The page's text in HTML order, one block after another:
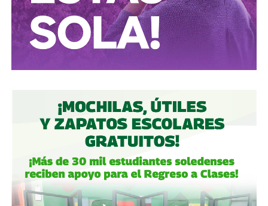
Martínez y 23.95% para cada uno de los dos
ejecutivos de Televisay un 1.2% de Control Empresarial
de Capitales, filial de Grupo Carso de Carlos Slim, es decir,
el propio Slim también tiene una participación minoritaria,